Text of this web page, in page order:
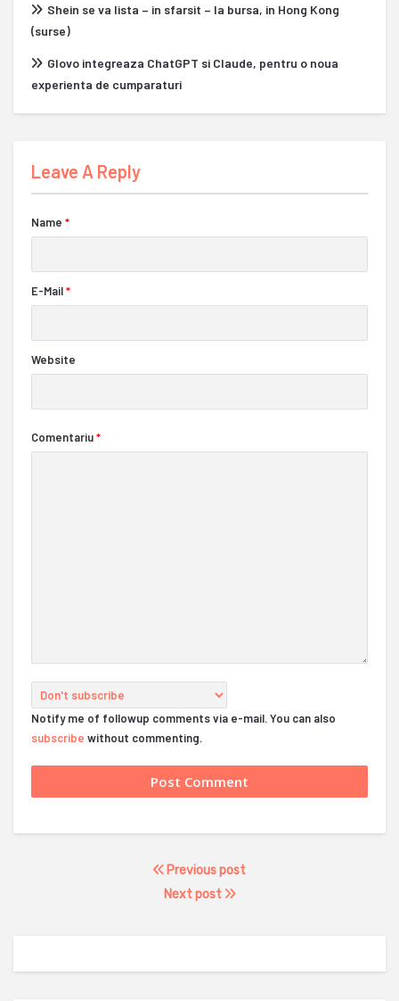
Shein se va lista – in sfarsit – la bursa, in Hong Kong
(surse)
Glovo integreaza ChatGPT si Claude, pentru o noua
experienta de cumparaturi
Leave A Reply
Name *
E-Mail*
Website
Comentariu*
Notify me of followup comments via e-mail. You can also
subscribe without commenting.
Previous post
Next post